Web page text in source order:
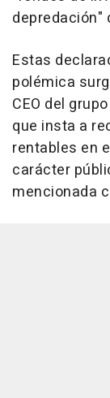
depredación"
Estas
polémica
CEO del
que insta a
rentables en
carácter
mencionada